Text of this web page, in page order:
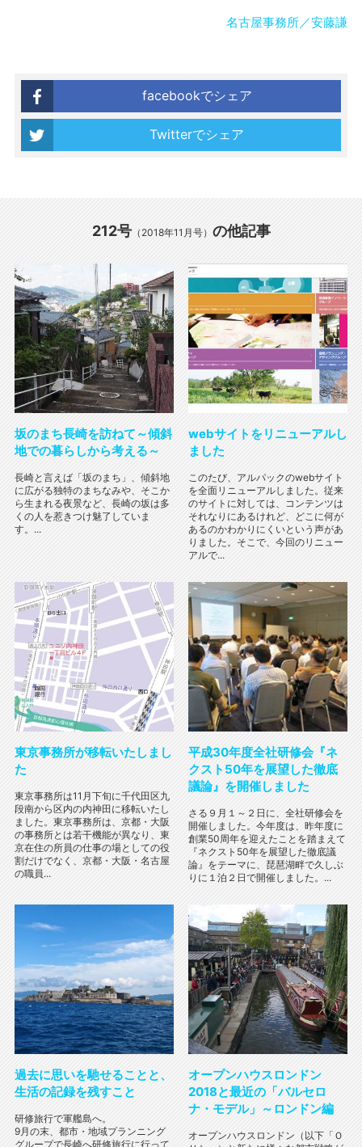
名古屋事務所／安藤謙
facebookでシェア
Twitterでシェア
212号（2018年11月号） の他記事
坂のまち長崎を訪ねて～傾斜
地での暮らしから考える～
長崎と言えば「坂のまち」、傾斜地
に広がる独特のまちなみや、そこか
ら生まれる夜景など、長崎の坂は多
くの人を惹きつけ魅了していま
す。...
webサイトをリニューアルし
ました
このたび、アルパックのwebサイト
を全面リニューアルしました。従来
のサイトに対しては、コンテンツは
それなりにあるけれど、どこに何が
あるのかわかりにくいという声があ
りました。そこで、今回のリニュー
アルで...
東京事務所が移転いたしまし
た
東京事務所は11月下旬に千代田区九
段南から区内の内神田に移転いたし
ました。東京事務所は、京都・大阪
の事務所とは若干機能が異なり、東
京在住の所員の仕事の場としての役
割だけでなく、京都・大阪・名古屋
の職員...
平成30年度全社研修会『ネ
クスト50年を展望した徹底
議論』を開催しました
さる９月１～２日に、全社研修会を
開催しました。今年度は、昨年度に
創業50周年を迎えたことを踏まえて
『ネクスト50年を展望した徹底議
論』をテーマに、琵琶湖畔で久しぶ
りに１泊２日で開催しました。...
過去に思いを馳せることと、
生活の記録を残すこと
研修旅行で軍艦島へ。
9月の末、都市・地域プランニング
グループで長崎へ研修旅行に行って
オープンハウスロンドン
2018と最近の「バルセロ
ナ・モデル」～ロンドン編
オープンハウスロンドン（以下「Ｏ